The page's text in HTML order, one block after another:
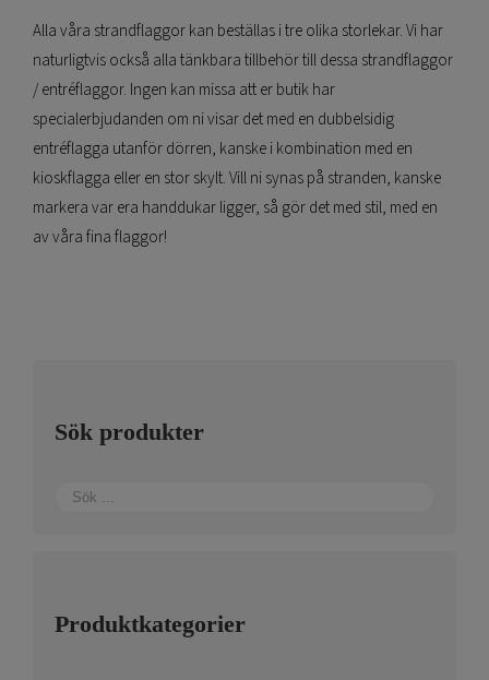
Alla våra strandflaggor kan beställas i tre olika storlekar. Vi har
naturligtvis också alla tänkbara tillbehör till dessa strandflaggor
/ entréflaggor. Ingen kan missa att er butik har
specialerbjudanden om ni visar det med en dubbelsidig
entréflagga utanför dörren, kanske i kombination med en
kioskflagga eller en stor skylt. Vill ni synas på stranden, kanske
markera var era handdukar ligger, så gör det med stil, med en
av våra fina flaggor!
Sök produkter
Produktkategorier